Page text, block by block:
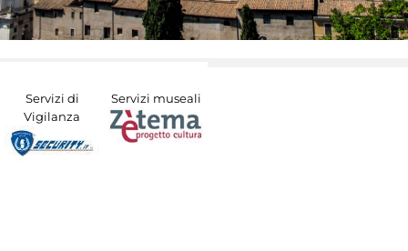
Servizi di
Vigilanza
Servizi museali